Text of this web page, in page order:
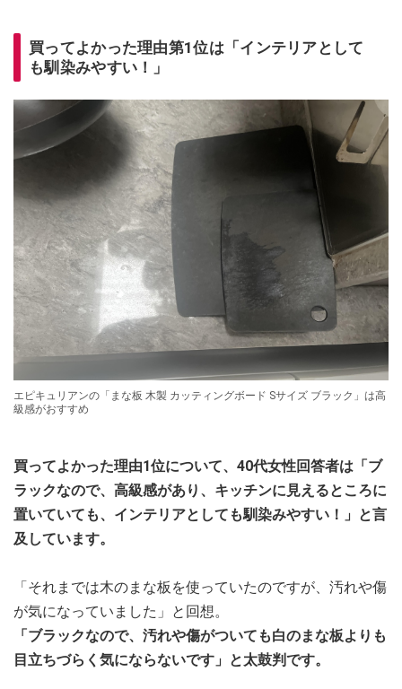
買ってよかった理由第1位は「インテリアとして
も馴染みやすい！」
エピキュリアンの「まな板 木製 カッティングボード Sサイズ ブラック」は高
級感がおすすめ
買ってよかった理由1位について、40代女性回答者は「ブ
ラックなので、高級感があり、キッチンに見えるところに
置いていても、インテリアとしても馴染みやすい！」と言
及しています。
「それまでは木のまな板を使っていたのですが、汚れや傷
が気になっていました」と回想。
「ブラックなので、汚れや傷がついても白のまな板よりも
目立ちづらく気にならないです」と太鼓判です。